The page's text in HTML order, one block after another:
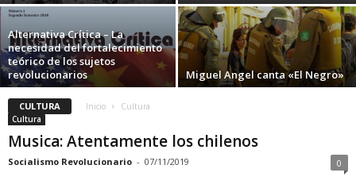
Alternativa Crítica – La
necesidad del fortalecimiento
teórico de los sujetos
revolucionarios
Miguel Angel canta «El Negro»
CULTURA Inicio
Cultura
Cultura
Musica: Atentamente los chilenos
Socialismo Revolucionario - 07/11/2019 0